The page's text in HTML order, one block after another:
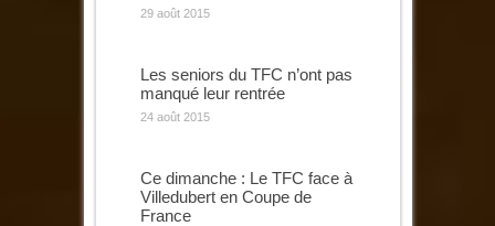
29 août 2015
Les seniors du TFC n’ont pas
manqué leur rentrée
24 août 2015
Ce dimanche : Le TFC face à
Villedubert en Coupe de
France